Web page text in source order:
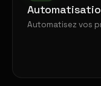
Automatisez vos